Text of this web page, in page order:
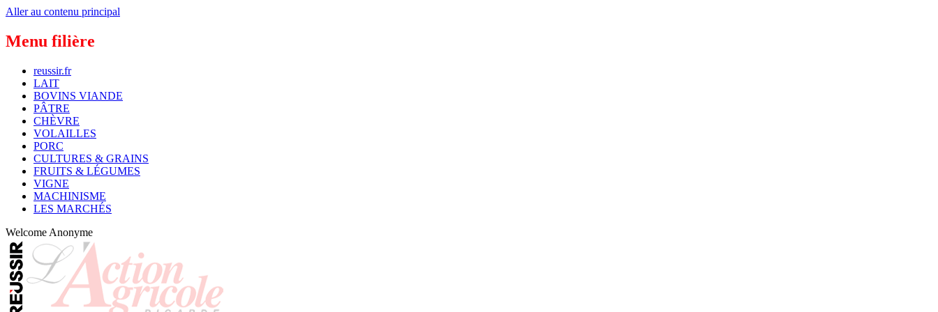
Aller au contenu principal
Menu filière
reussir.fr
LAIT
BOVINS VIANDE
PÂTRE
CHÈVRE
VOLAILLES
PORC
CULTURES & GRAINS
FRUITS & LÉGUMES
VIGNE
MACHINISME
LES MARCHÉS
Welcome Anonyme